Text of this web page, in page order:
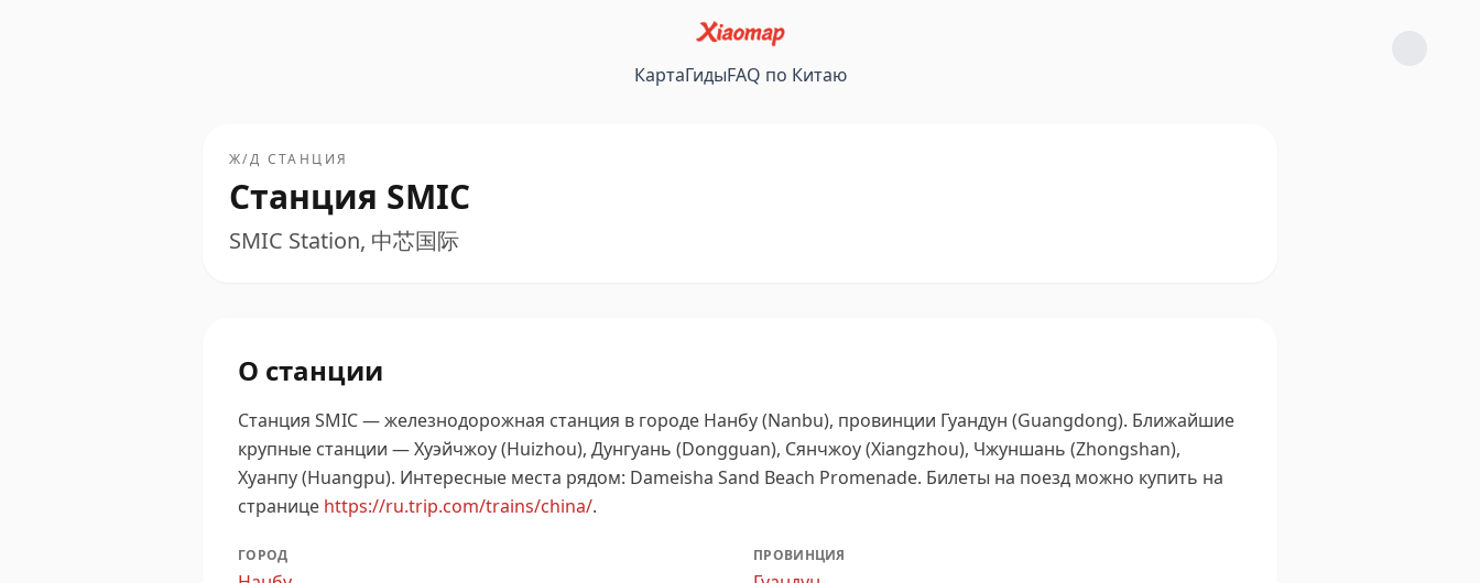
КартаГидыFAQ по Китаю
Ж/Д СТАНЦИЯ
Станция SMIC
SMIC Station, 中芯国际
О станции
Станция SMIC — железнодорожная станция в городе Нанбу (Nanbu), провинции Гуандун (Guangdong). Ближайшие
крупные станции — Хуэйчжоу (Huizhou), Дунгуань (Dongguan), Сянчжоу (Xiangzhou), Чжуншань (Zhongshan),
Хуанпу (Huangpu). Интересные места рядом: Dameisha Sand Beach Promenade. Билеты на поезд можно купить на
странице https://ru.trip.com/trains/china/.
ГОРОД ПРОВИНЦИЯ